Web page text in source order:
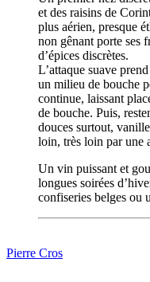
et des raisins de
plus aérien, presque
non gênant porte ses
d’épices discrètes.
L’attaque suave
un milieu de bouche
continue, laissant
de bouche. Puis,
douces surtout,
loin, très loin par une
Un vin puissant et
longues soirées
confiseries belges ou
Pierre Cros